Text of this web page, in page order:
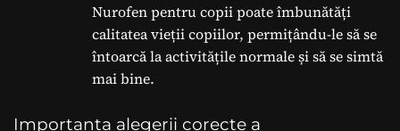
Nurofen pentru copii poate îmbunătăți
calitatea vieții copiilor, permițându-le să se
întoarcă la activitățile normale și să se simtă
mai bine.
Importanța alegerii corecte a